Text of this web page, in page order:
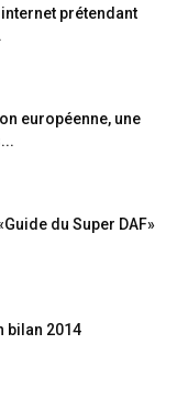
internet prétendant
européenne, une
du Super DAF»
bilan 2014